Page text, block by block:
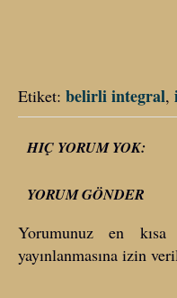
Etiket: belirli integral,
HIÇ YORUM YOK:
YORUM GÖNDER
Yorumunuz en
yayınlanmasına izin